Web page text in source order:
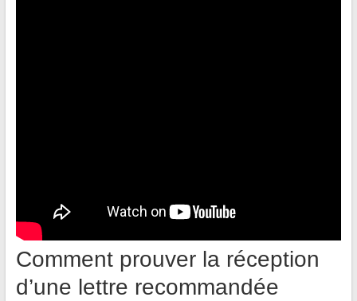
Comment prouver la réception
d’une lettre recommandée